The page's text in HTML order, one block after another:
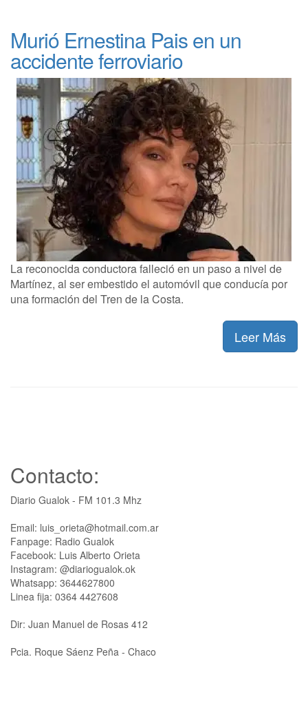
Murió Ernestina Pais en un
accidente ferroviario
La reconocida conductora falleció en un paso a nivel de
Martínez, al ser embestido el automóvil que conducía por
una formación del Tren de la Costa.
Leer Más
Contacto:
Diario Gualok - FM 101.3 Mhz
Email: luis_orieta@hotmail.com.ar
Fanpage: Radio Gualok
Facebook: Luis Alberto Orieta
Instagram: @diariogualok.ok
Whatsapp: 3644627800
Linea fija: 0364 4427608
Dir: Juan Manuel de Rosas 412
Pcia. Roque Sáenz Peña - Chaco